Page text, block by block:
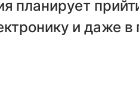
планирует
и даже в